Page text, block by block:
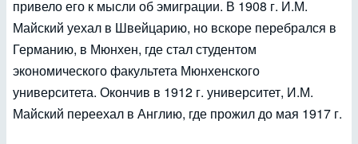
привело его к мысли об эмиграции. В 1908 г. И.М.
Майский уехал в Швейцарию, но вскоре перебрался в
Германию, в Мюнхен, где стал студентом
экономического факультета Мюнхенского
университета. Окончив в 1912 г. университет, И.М.
Майский переехал в Англию, где прожил до мая 1917 г.